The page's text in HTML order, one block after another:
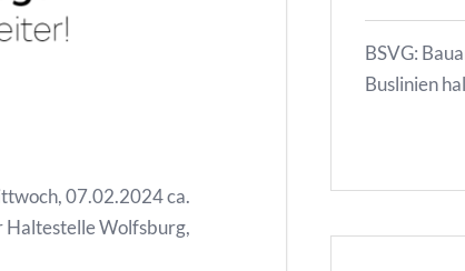
07.02.2024 ca.
Haltestelle Wolfsburg,
BSVG:
Buslinien